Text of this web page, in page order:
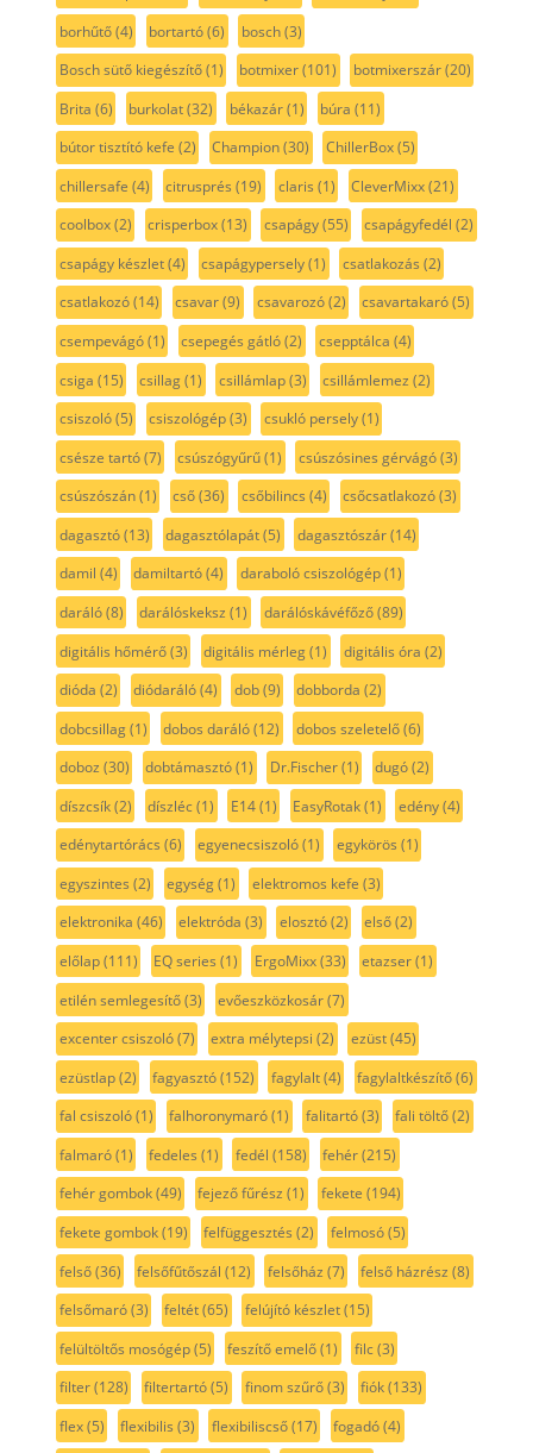
borhűtő(4) bortartó(6) bosch(3)
Bosch sütő kiegészítő(1) botmixer(101) botmixerszár(20)
Brita (6) burkolat(32) békazár(1) búra (11)
bútor tisztító kefe (2) Champion(30) ChillerBox(5)
chillersafe (4) citrusprés (19) claris (1) CleverMixx(21)
coolbox(2) crisperbox(13) csapágy(55) csapágyfedél (2)
csapágy készlet(4) csapágypersely(1) csatlakozás (2)
csatlakozó(14) csavar(9) csavarozó(2) csavartakaró(5)
csempevágó(1) csepegés gátló(2) csepptálca (4)
csiga (15) csillag(1) csillámlap(3) csillámlemez (2)
csiszoló(5) csiszológép(3) csukló persely(1)
csésze tartó(7) csúszógyűrű(1) csúszósines gérvágó(3)
csúszószán(1) cső(36) csőbilincs (4) csőcsatlakozó(3)
dagasztó(13) dagasztólapát(5) dagasztószár(14)
damil (4) damiltartó(4) daraboló csiszológép(1)
daráló(8) darálóskeksz (1) darálóskávéfőző(89)
digitális hőmérő(3) digitális mérleg(1) digitális óra (2)
dióda (2) diódaráló(4) dob(9) dobborda (2)
dobcsillag(1) dobos daráló(12) dobos szeletelő(6)
doboz (30) dobtámasztó(1) Dr.Fischer(1) dugó(2)
díszcsík(2) díszléc(1) E14(1) EasyRotak(1) edény(4)
edénytartórács (6) egyenecsiszoló(1) egykörös (1)
egyszintes (2) egység(1) elektromos kefe (3)
elektronika (46) elektróda (3) elosztó(2) első(2)
előlap(111) EQ series (1) ErgoMixx(33) etazser(1)
etilén semlegesítő(3) evőeszközkosár(7)
excenter csiszoló(7) extra mélytepsi (2) ezüst(45)
ezüstlap(2) fagyasztó(152) fagylalt(4) fagylaltkészítő(6)
fal csiszoló(1) falhoronymaró(1) falitartó(3) fali töltő(2)
falmaró(1) fedeles (1) fedél (158) fehér(215)
fehér gombok(49) fejező fűrész (1) fekete (194)
fekete gombok(19) felfüggesztés (2) felmosó(5)
felső(36) felsőfűtőszál (12) felsőház (7) felső házrész (8)
felsőmaró(3) feltét(65) felújító készlet(15)
felültöltős mosógép(5) feszítő emelő(1) filc(3)
filter(128) filtertartó(5) finom szűrő(3) fiók(133)
flex(5) flexibilis (3) flexibiliscső(17) fogadó(4)